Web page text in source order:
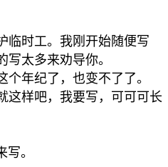
临时工。我刚开始随便写
太多来劝导你。
年纪了，也变不了了。
这样吧，我要写，可可可长
。